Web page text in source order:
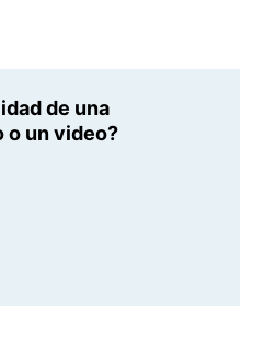
de una
o un video?